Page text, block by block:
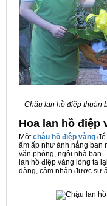
Chậu lan hồ điệp thuận
Hoa lan hồ điệp
Mộtchậu hồ điệp vàng để
ấm ấp như ánh nắng ban
văn phòng, ngôi nhà bạn.
lan hồ điệp vàng lòng ta
dàng, cảm nhận được sự